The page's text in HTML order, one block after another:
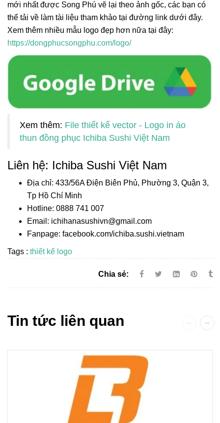
mới nhất được Song Phú vẽ lại theo ảnh gốc, các bạn có
thể tải về làm tài liệu tham khảo tại đường link dưới đây.
Xem thêm nhiều mẫu logo đẹp hơn nữa tại đây:
https://dongphucsongphu.com/logo/
Xem thêm: File thiết kế vector - Logo in áo
thun đồng phục Ichiba Sushi Việt Nam
Liên hệ: Ichiba Sushi Việt Nam
Địa chỉ: 433/56A Điện Biên Phủ, Phường 3, Quận 3,
Tp Hồ Chí Minh
Hotline: 0888 741 007
Email: ichihanasushivn@gmail.com
Fanpage: facebook.com/ichiba.sushi.vietnam
Tags : thiết kế logo
Chia sẻ:
Tin tức liên quan